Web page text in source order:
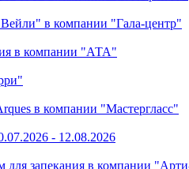
в компании "Гала-центр"
в компании "АТА"
в компании "Мастергласс"
- 12.08.2026
для запекания в компании